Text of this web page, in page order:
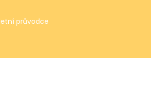
průvodce